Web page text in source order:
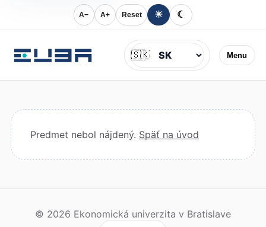
A− A+ Reset ☀ ☾
Menu
Jazyk
🇸🇰
Predmet nebol nájdený. Späť na úvod
© 2026 Ekonomická univerzita v Bratislave